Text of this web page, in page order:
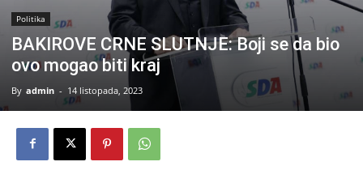
Politika
BAKIROVE CRNE SLUTNJE: Boji se da bio
ovo mogao biti kraj
By admin - 14 listopada, 2023